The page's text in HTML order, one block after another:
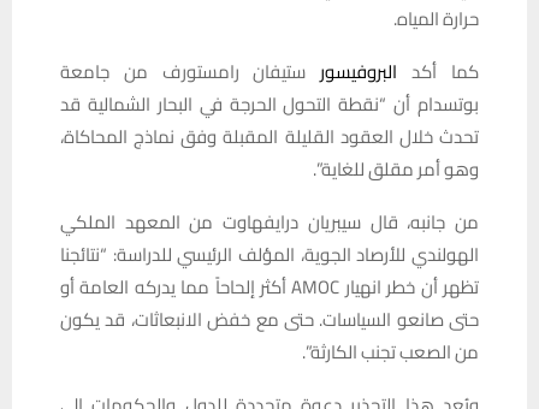
حرارة المياه.
كما أكد البروفيسور ستيفان رامستورف من جامعة
بوتسدام أن “نقطة التحول الحرجة في البحار الشمالية قد
تحدث خلال العقود القليلة المقبلة وفق نماذج المحاكاة،
وهو أمر مقلق للغاية”.
من جانبه، قال سيبريان درايفهاوت من المعهد الملكي
الهولندي للأرصاد الجوية، المؤلف الرئيسي للدراسة: “نتائجنا
تظهر أن خطر انهيار AMOC أكثر إلحاحاً مما يدركه العامة أو
حتى صانعو السياسات. حتى مع خفض الانبعاثات، قد يكون
من الصعب تجنب الكارثة”.